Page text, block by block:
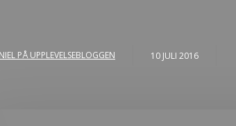
PÅ UPPLEVELSEBLOGGEN 10 JULI 2016